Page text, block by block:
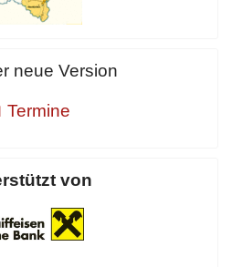
neue Version
Termine
von